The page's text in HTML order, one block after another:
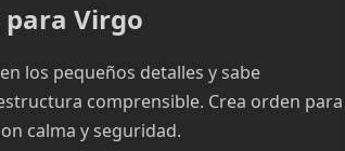
para Virgo
los pequeños detalles y sabe
comprensible. Crea orden para
calma y seguridad.